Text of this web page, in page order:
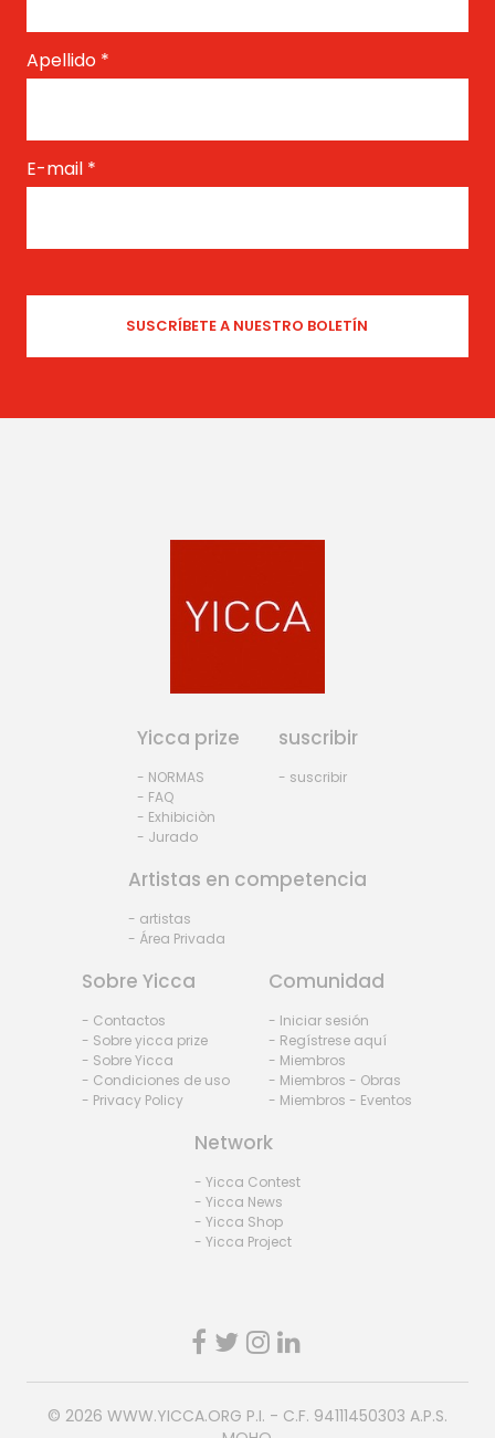
Apellido *
E-mail *
Yicca prize
- NORMAS
- FAQ
- Exhibiciòn
- Jurado
suscribir
- suscribir
Artistas en competencia
- artistas
- Área Privada
Sobre Yicca
- Contactos
- Sobre yicca prize
- Sobre Yicca
- Condiciones de uso
- Privacy Policy
Comunidad
- Iniciar sesión
- Regístrese aquí
- Miembros
- Miembros - Obras
- Miembros - Eventos
Network
- Yicca Contest
- Yicca News
- Yicca Shop
- Yicca Project
© 2026 WWW.YICCA.ORG P.I. - C.F. 94111450303 A.P.S.